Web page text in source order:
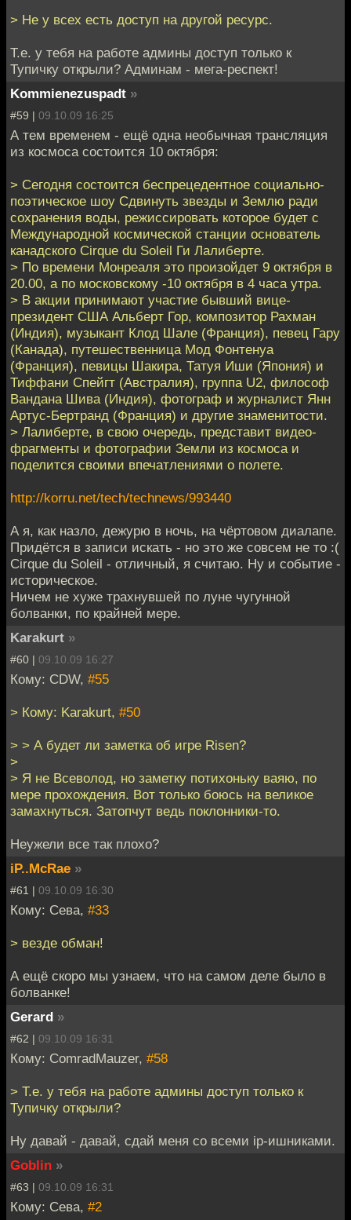
> Не у всех есть доступ на другой ресурс.
Т.е. у тебя на работе админы доступ только к
Тупичку открыли? Админам - мега-респект!
Kommienezuspadt »
#59 | 09.10.09 16:25
А тем временем - ещё одна необычная трансляция
из космоса состоится 10 октября:
> Сегодня состоится беспрецедентное социально-
поэтическое шоу Сдвинуть звезды и Землю ради
сохранения воды, режиссировать которое будет с
Международной космической станции основатель
канадского Cirque du Soleil Ги Лалиберте.
> По времени Монреаля это произойдет 9 октября в
20.00, а по московскому -10 октября в 4 часа утра.
> В акции принимают участие бывший вице-
президент США Альберт Гор, композитор Рахман
(Индия), музыкант Клод Шале (Франция), певец Гару
(Канада), путешественница Мод Фонтенуа
(Франция), певицы Шакира, Татуя Иши (Япония) и
Тиффани Спейгт (Австралия), группа U2, философ
Вандана Шива (Индия), фотограф и журналист Янн
Артус-Бертранд (Франция) и другие знаменитости.
> Лалиберте, в свою очередь, представит видео-
фрагменты и фотографии Земли из космоса и
поделится своими впечатлениями о полете.
http://korru.net/tech/technews/993440
А я, как назло, дежурю в ночь, на чёртовом диалапе.
Придётся в записи искать - но это же совсем не то :(
Cirque du Soleil - отличный, я считаю. Ну и событие -
историческое.
Ничем не хуже трахнувшей по луне чугунной
болванки, по крайней мере.
Karakurt »
#60 | 09.10.09 16:27
Кому: CDW, #55
> Кому: Karakurt, #50
> > А будет ли заметка об игре Risen?
>
> Я не Всеволод, но заметку потихоньку ваяю, по
мере прохождения. Вот только боюсь на великое
замахнуться. Затопчут ведь поклонники-то.
Неужели все так плохо?
iP..McRae »
#61 | 09.10.09 16:30
Кому: Сева, #33
> везде обман!
А ещё скоро мы узнаем, что на самом деле было в
болванке!
Gerard »
#62 | 09.10.09 16:31
Кому: ComradMauzer, #58
> Т.е. у тебя на работе админы доступ только к
Тупичку открыли?
Ну давай - давай, сдай меня со всеми ip-ишниками.
Goblin »
#63 | 09.10.09 16:31
Кому: Сева, #2